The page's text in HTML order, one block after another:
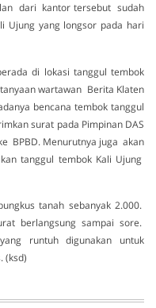
dari kantor tersebut sudah
Ujung yang longsor pada hari
di lokasi tanggul tembok
wartawan Berita Klaten
bencana tembok tanggul
surat pada Pimpinan DAS
BPBD. Menurutnya juga akan
tanggul tembok Kali Ujung
tanah sebanyak 2.000.
berlangsung sampai sore.
runtuh digunakan untuk
(ksd)